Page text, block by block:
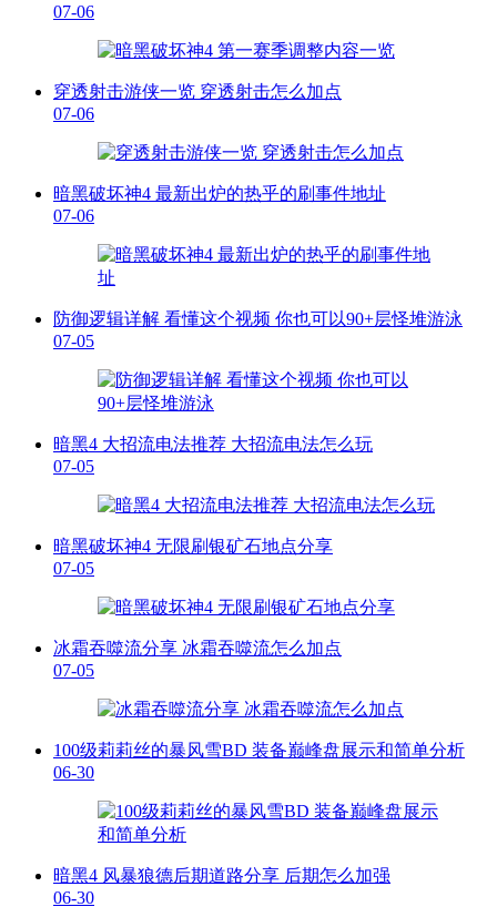
07-06
穿透射击游侠一览 穿透射击怎么加点
07-06
暗黑破坏神4 最新出炉的热乎的刷事件地址
07-06
防御逻辑详解 看懂这个视频 你也可以90+层怪堆游泳
07-05
暗黑4 大招流电法推荐 大招流电法怎么玩
07-05
暗黑破坏神4 无限刷银矿石地点分享
07-05
冰霜吞噬流分享 冰霜吞噬流怎么加点
07-05
100级莉莉丝的暴风雪BD 装备巅峰盘展示和简单分析
06-30
暗黑4 风暴狼德后期道路分享 后期怎么加强
06-30